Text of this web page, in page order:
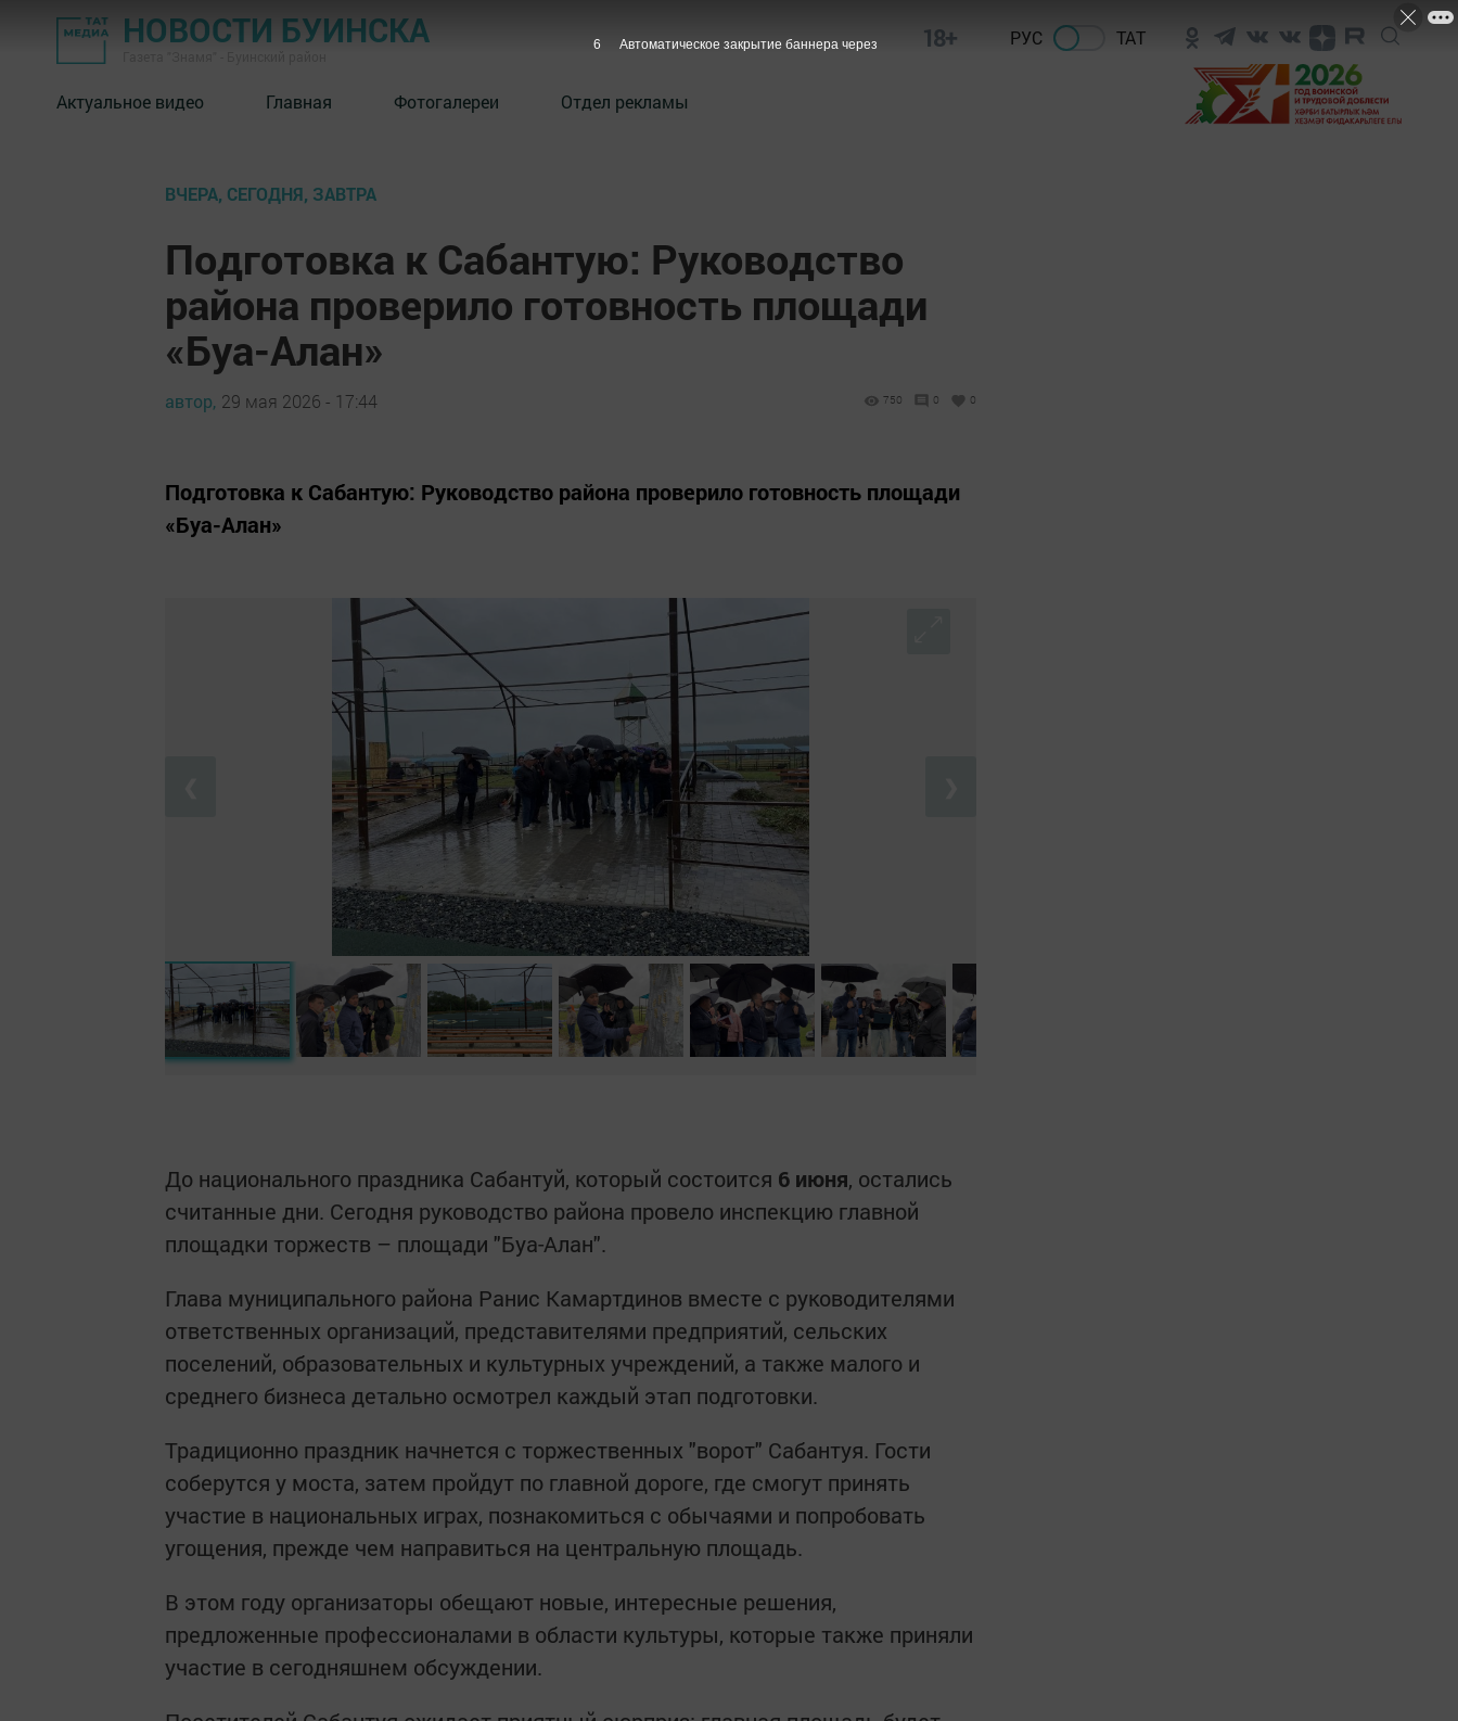
НОВОСТИ БУИНСКА 18+ РУС ТАТ
Актуальное видео Главная Фотогалереи Отдел рекламы
ВЧЕРА, СЕГОДНЯ, ЗАВТРА
Подготовка к Сабантую: Руководство
района проверило готовность площади
«Буа-Алан»
автор, 29 мая 2026 - 17:44 750 0 0
Подготовка к Сабантую: Руководство района проверило готовность площади
«Буа-Алан»
До национального праздника Сабантуй, который состоится 6 июня, остались
считанные дни. Сегодня руководство района провело инспекцию главной
площадки торжеств – площади "Буа-Алан".
Глава муниципального района Ранис Камартдинов вместе с руководителями
ответственных организаций, представителями предприятий, сельских
поселений, образовательных и культурных учреждений, а также малого и
среднего бизнеса детально осмотрел каждый этап подготовки.
Традиционно праздник начнется с торжественных "ворот" Сабантуя. Гости
соберутся у моста, затем пройдут по главной дороге, где смогут принять
участие в национальных играх, познакомиться с обычаями и попробовать
угощения, прежде чем направиться на центральную площадь.
В этом году организаторы обещают новые, интересные решения,
предложенные профессионалами в области культуры, которые также приняли
участие в сегодняшнем обсуждении.
5 Автоматическое закрытие баннера через